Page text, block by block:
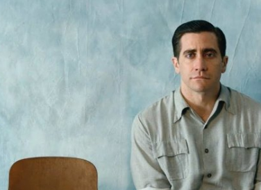
por ‘Alemania’, la
en cines